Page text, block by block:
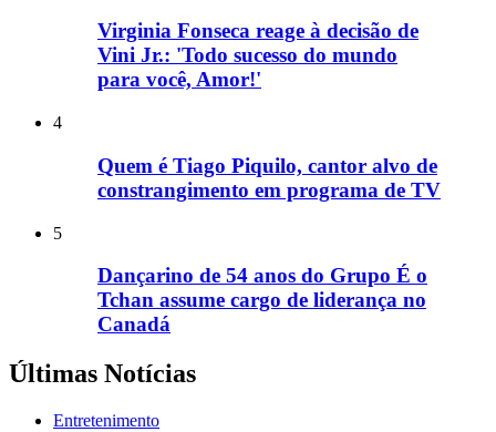
Virginia Fonseca reage à decisão de
Vini Jr.: 'Todo sucesso do mundo
para você, Amor!'
4
Quem é Tiago Piquilo, cantor alvo de
constrangimento em programa de TV
5
Dançarino de 54 anos do Grupo É o
Tchan assume cargo de liderança no
Canadá
Últimas Notícias
Entretenimento